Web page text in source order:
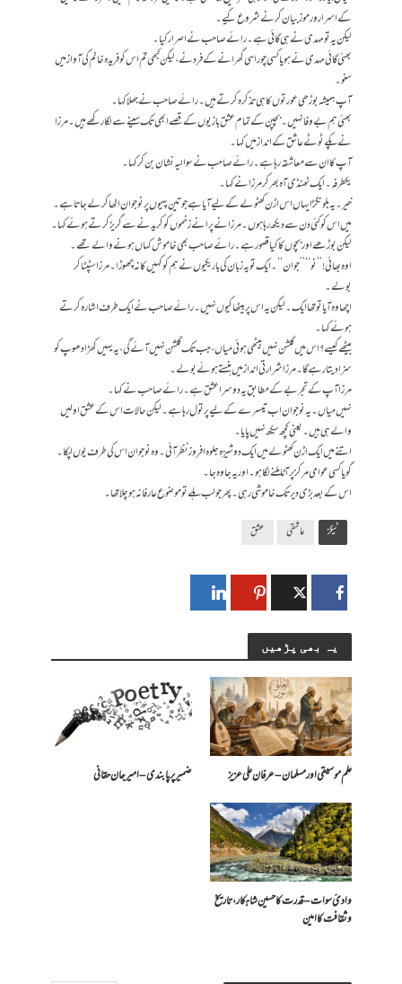
کے اسرار و رموز بیان کرنے شروع کیے۔
لیکن یہ تو مہدی نے ہی گائی ہے۔ رائے صاحب نے اصرار کیا۔
بھئی گائی مہدی نے ہو یا کسی چوراسی گھرانے کے فرد نے، لیکن کبھی تم اس کو فریدہ خانم کی آواز میں
سنو۔
آپ ہمیشہ بوڑھی عورتوں کا ہی تذکرہ کرتے ہیں۔ رائے صاحب نے جھلا کہا۔
بھئی ہم بے وفا نہیں۔ بچپن کے تمام عشق بازیوں کے قصے ابھی تک سینے سے لگا رکھے ہیں۔ مرزا
نے پکے ٹوٹے عاشق کے انداز میں کہا۔
آپ کا ان سے معاشقہ رہا ہے۔ رائے صاحب نے سوالیہ نشان بن کر کہا۔
یکطرفہ۔ ایک ٹھنڈی آہ بھر کر مرزا نے کہا۔
خیر۔ یہ بلونگڑا یہاں اس اڑن کھٹولے کے لیے آیا ہے جو تین پہیوں پر نوجوان اٹھا کر لے جاتا ہے۔
میں اس کو کئی دن سے دیکھ رہا ہوں۔ مرزا نے پرانے زخموں کو کریدنے سےگریز کرتے ہوئے کہا۔
لیکن بوڑھے اور بچوں کا کیا قصور ہے۔ رائے صاحب بھی خاموش کہاں ہونے والے تھے۔
اوہ بھائی! ’’نو‘‘ ’’جوان‘‘۔ ایک تو یہ زبان کی باریکیوں نے ہم کو کہیں کا نہ چھوڑا۔ مرزا سٹپٹا کر
بولے۔
اچھا وہ آیا تو تھا ایک۔ لیکن یہ اس پر بیٹھا کیوں نہیں۔ رائے صاحب نے ایک طرف اشارہ کرتے
ہوئے کہا۔
بیٹھے کیسے؟ اس میں گلشن نہیں بیٹھی ہوئی میاں، جب تک گلشن نہیں آئے گی، یہ یہیں کھڑا دھوپ کو
سزا دیتا رہے گا۔ مرزا شرارتی انداز میں ہنستے ہوئے بولے۔
مرزا آپ کے تجربے کے مطابق یہ دوسرا عشق ہے۔ رائے صاحب نے کہا۔
نہیں میاں۔ یہ نوجوان اب تیسرے کے لیے پر تول رہا ہے۔ لیکن حالات اس کے عشق اولیں
والے ہی ہیں۔ یعنی کچھ سیکھ نہیں پایا ۔
اتنے میں ایک اڑن کھٹولے میں ایک دوشیزہ جلوہ افروز نظر آئی۔ وہ نوجوان اس کی طرف یوں لپکا۔
گویا کسی عوامی مرکز پر آٹا ملنے لگا ہو۔ اور یہ جا وہ جا۔
اس کے بعد بڑی دیر تک خاموشی رہی۔ پھر جو لب ہلے تو موضوع عارفانہ ہو چلا تھا۔
ٹیگز عاشقی عشق
یہ بھی پڑھیں
علم موسیقی اور مسلمان – عرفان علی عزیز ضمیر پر پابندی – امیرجان حقانی
وادیٔ سوات – قدرت کا حسین شاہکار، تاریخ
و ثقافت کا امین